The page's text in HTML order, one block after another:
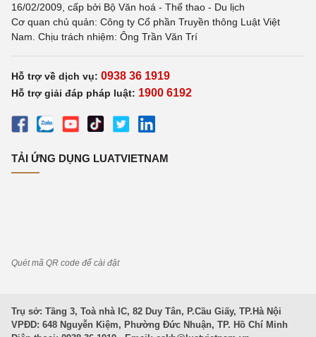
16/02/2009, cấp bởi Bộ Văn hoá - Thể thao - Du lịch
Cơ quan chủ quản: Công ty Cổ phần Truyền thông Luật Việt
Nam. Chịu trách nhiệm: Ông Trần Văn Trí
Hỗ trợ về dịch vụ: 0938 36 1919
Hỗ trợ giải đáp pháp luật: 1900 6192
TẢI ỨNG DỤNG LUATVIETNAM
Quét mã QR code để cài đặt
Trụ sở: Tầng 3, Toà nhà IC, 82 Duy Tân, P.Cầu Giấy, TP.Hà Nội
VPĐD: 648 Nguyễn Kiệm, Phường Đức Nhuận, TP. Hồ Chí Minh